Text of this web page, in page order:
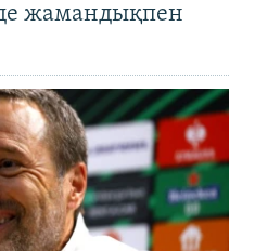
жамандықпен